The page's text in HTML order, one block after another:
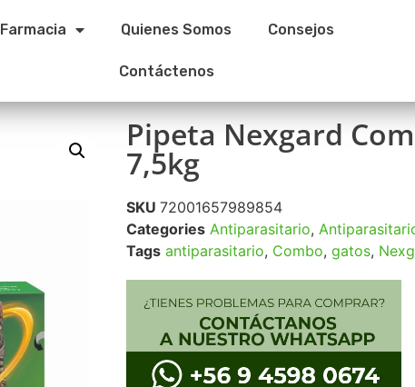
Farmacia Quienes Somos Consejos
Contáctenos
Pipeta Nexgard
7,5kg
SKU 72001657989854
Categories Antiparasitario,
Tags antiparasitario, Combo, gatos,